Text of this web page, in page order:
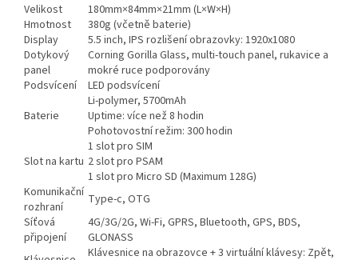
Velikost
180mm×84mm×21mm (L×W×H)
Hmotnost
380g (včetně baterie)
Display
5.5 inch, IPS rozlišení obrazovky: 1920x1080
Dotykový
panel
Corning Gorilla Glass, multi-touch panel, rukavice a
mokré ruce podporovány
Podsvícení
LED podsvícení
Baterie
Li-polymer, 5700mAh
Uptime: více než 8 hodin
Pohotovostní režim: 300 hodin
Slot na kartu
1 slot pro SIM
2 slot pro PSAM
1 slot pro Micro SD (Maximum 128G)
Komunikační
rozhraní
Type-c, OTG
Síťová
připojení
4G/3G/2G, Wi-Fi, GPRS, Bluetooth, GPS, BDS,
GLONASS
Klávesnice na obrazovce + 3 virtuální klávesy: Zpět,